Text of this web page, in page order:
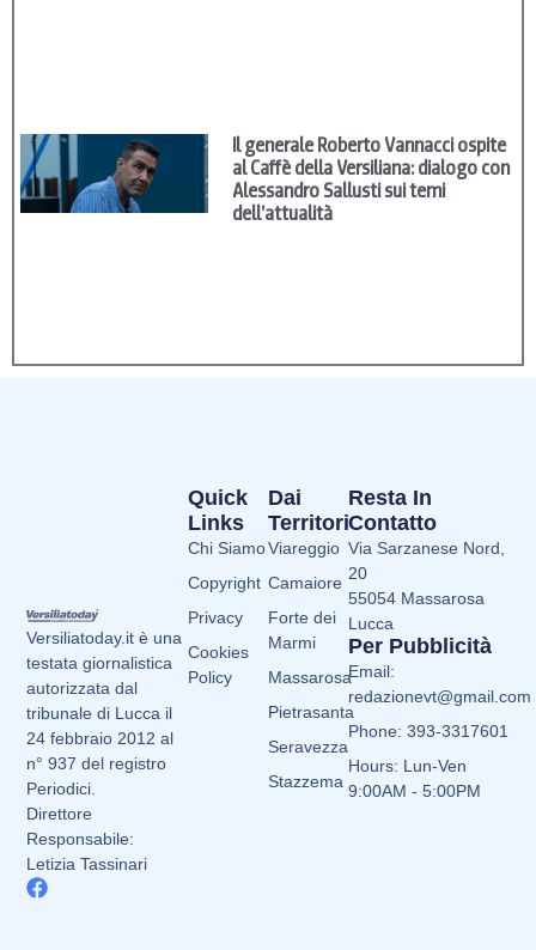
Il generale Roberto Vannacci ospite
al Caffè della Versiliana: dialogo con
Alessandro Sallusti sui temi
dell’attualità
Versiliatoday.it è una
testata giornalistica
autorizzata dal
tribunale di Lucca il
24 febbraio 2012 al
n° 937 del registro
Periodici.
Direttore
Responsabile:
Letizia Tassinari
Dai
Territori
Viareggio
Camaiore
Forte dei
Marmi
Massarosa
Pietrasanta
Seravezza
Stazzema
Quick
Links
Chi Siamo
Copyright
Privacy
Cookies
Policy
Resta In
Contatto
Via Sarzanese Nord,
20
55054 Massarosa
Lucca
Per Pubblicità
Email:
redazionevt@gmail.com
Phone: 393-3317601
Hours: Lun-Ven
9:00AM - 5:00PM